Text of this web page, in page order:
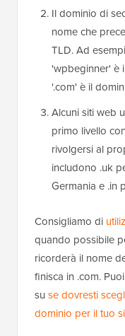
Il dominio di
nome che
TLD. Ad
'wpbeginner' è
'.com' è il
Alcuni siti web
primo livello
rivolgersi al
includono .uk
Germania e .in
Consigliamo di
quando possibile
ricorderà il nome
finisca in .com.
su se dovresti
dominio per il tuo